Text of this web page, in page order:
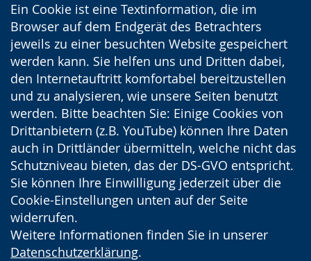
Ein Cookie ist eine Textinformation, die im
Browser auf dem Endgerät des Betrachters
jeweils zu einer besuchten Website gespeichert
werden kann. Sie helfen uns und Dritten dabei,
den Internetauftritt komfortabel bereitzustellen
und zu analysieren, wie unsere Seiten benutzt
werden. Bitte beachten Sie: Einige Cookies von
Drittanbietern (z.B. YouTube) können Ihre Daten
auch in Drittländer übermitteln, welche nicht das
Schutzniveau bieten, das der DS-GVO entspricht.
Sie können Ihre Einwilligung jederzeit über die
Cookie-Einstellungen unten auf der Seite
widerrufen.
Weitere Informationen finden Sie in unserer
Datenschutzerklärung.